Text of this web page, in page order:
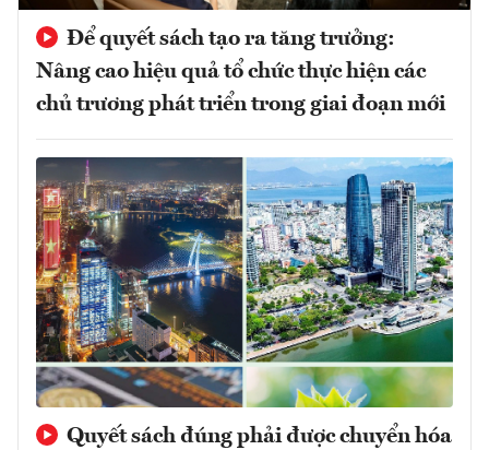
Để quyết sách tạo ra tăng trưởng:
Nâng cao hiệu quả tổ chức thực hiện các
chủ trương phát triển trong giai đoạn mới
Quyết sách đúng phải được chuyển hóa